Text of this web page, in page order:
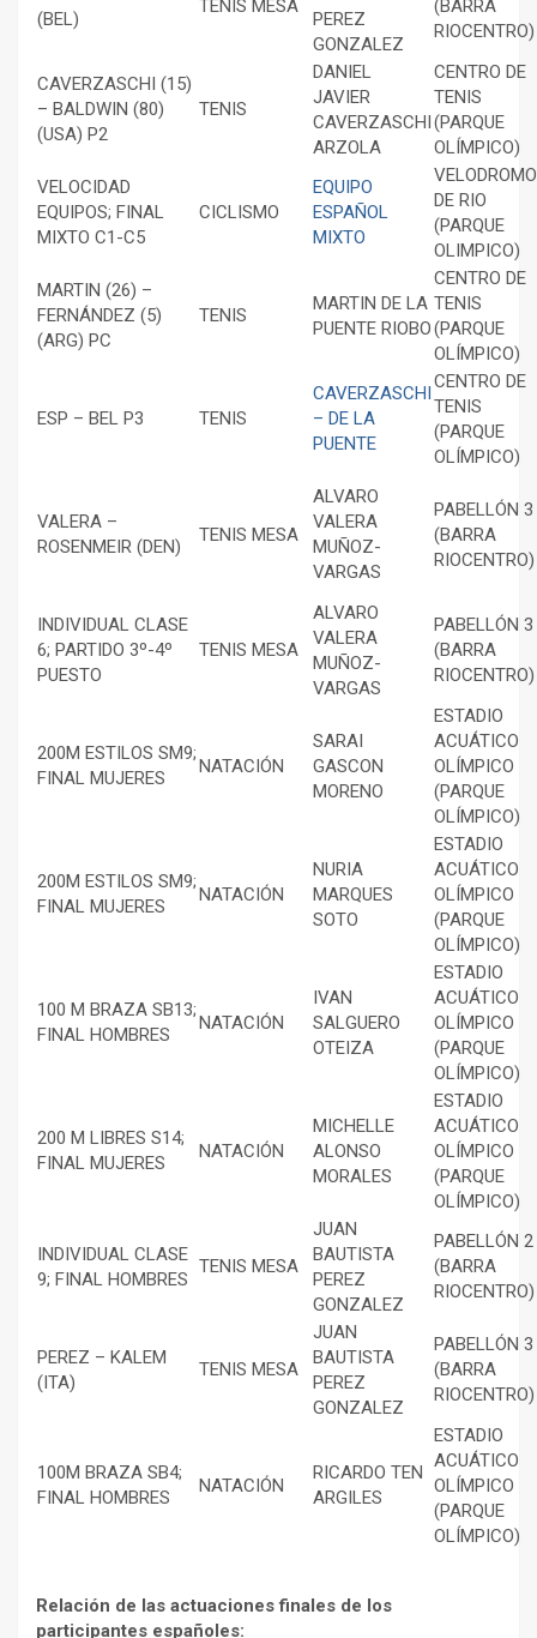
(BEL)
TENIS MESA
PEREZ
GONZALEZ
(BARRA
RIOCENTRO)
CAVERZASCHI (15)
– BALDWIN (80)
(USA) P2
TENIS
DANIEL
JAVIER
CAVERZASCHI
ARZOLA
CENTRO DE
TENIS
(PARQUE
OLÍMPICO)
VELOCIDAD
EQUIPOS; FINAL
MIXTO C1-C5
CICLISMO
EQUIPO
ESPAÑOL
MIXTO
VELODROMO
DE RIO
(PARQUE
OLIMPICO)
MARTIN (26) –
FERNÁNDEZ (5)
(ARG) PC
TENIS
MARTIN DE LA
PUENTE RIOBO
CENTRO DE
TENIS
(PARQUE
OLÍMPICO)
ESP – BEL P3 TENIS
CAVERZASCHI
– DE LA
PUENTE
CENTRO DE
TENIS
(PARQUE
OLÍMPICO)
VALERA –
ROSENMEIR (DEN)
TENIS MESA
ALVARO
VALERA
MUÑOZ-
VARGAS
PABELLÓN 3
(BARRA
RIOCENTRO)
INDIVIDUAL CLASE
6; PARTIDO 3º-4º
PUESTO
TENIS MESA
ALVARO
VALERA
MUÑOZ-
VARGAS
PABELLÓN 3
(BARRA
RIOCENTRO)
200M ESTILOS SM9;
FINAL MUJERES
NATACIÓN
SARAI
GASCON
MORENO
ESTADIO
ACUÁTICO
OLÍMPICO
(PARQUE
OLÍMPICO)
200M ESTILOS SM9;
FINAL MUJERES
NATACIÓN
NURIA
MARQUES
SOTO
ESTADIO
ACUÁTICO
OLÍMPICO
(PARQUE
OLÍMPICO)
100 M BRAZA SB13;
FINAL HOMBRES
NATACIÓN
IVAN
SALGUERO
OTEIZA
ESTADIO
ACUÁTICO
OLÍMPICO
(PARQUE
OLÍMPICO)
200 M LIBRES S14;
FINAL MUJERES
NATACIÓN
MICHELLE
ALONSO
MORALES
ESTADIO
ACUÁTICO
OLÍMPICO
(PARQUE
OLÍMPICO)
INDIVIDUAL CLASE
9; FINAL HOMBRES
TENIS MESA
JUAN
BAUTISTA
PEREZ
GONZALEZ
PABELLÓN 2
(BARRA
RIOCENTRO)
PEREZ – KALEM
(ITA)
TENIS MESA
JUAN
BAUTISTA
PEREZ
GONZALEZ
PABELLÓN 3
(BARRA
RIOCENTRO)
100M BRAZA SB4;
FINAL HOMBRES
NATACIÓN
RICARDO TEN
ARGILES
ESTADIO
ACUÁTICO
OLÍMPICO
(PARQUE
OLÍMPICO)
Relación de las actuaciones finales de los
participantes españoles: